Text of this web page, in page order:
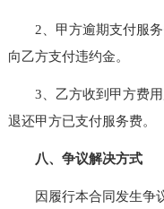
2、甲方逾期支付服务
向乙方支付违约金。
3、乙方收到甲方费用
退还甲方已支付服务费。
八、争议解决方式
因履行本合同发生争议